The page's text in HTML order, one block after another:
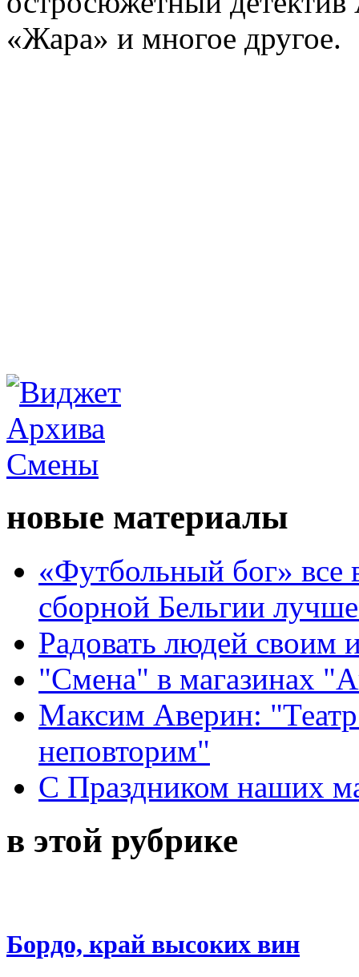
«Жара» и многое другое.
новые материалы
«Футбольный бог» все
сборной Бельгии
Радовать людей своим
"Смена" в магазинах
Максим Аверин:
неповторим"
С Праздником наших
в этой рубрике
Бордо, край высоких вин